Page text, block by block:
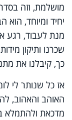
מושלמת, וזה
יחיד ומיוחד,
מנת לעבוד, רגע
שכרנו ותיקון
כך, קיבלנו את
אז כל שנותר לי
האוהב והאהוב,
מדכאת ולהתמלא